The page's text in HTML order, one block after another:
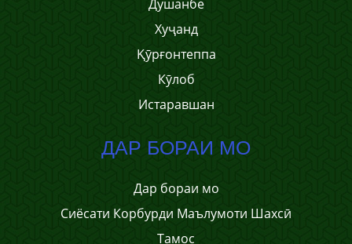
Душанбе
Хуҷанд
Қӯрғонтеппа
Кӯлоб
Истаравшан
ДАР БОРАИ МО
Дар бораи мо
Сиёсати Корбурди Маълумоти Шахсӣ
Тамос